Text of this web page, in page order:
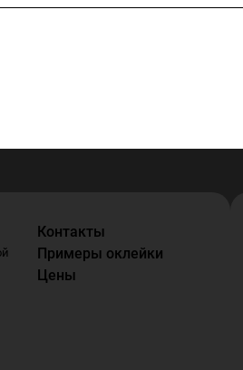
Контакты
Примеры оклейки
Цены